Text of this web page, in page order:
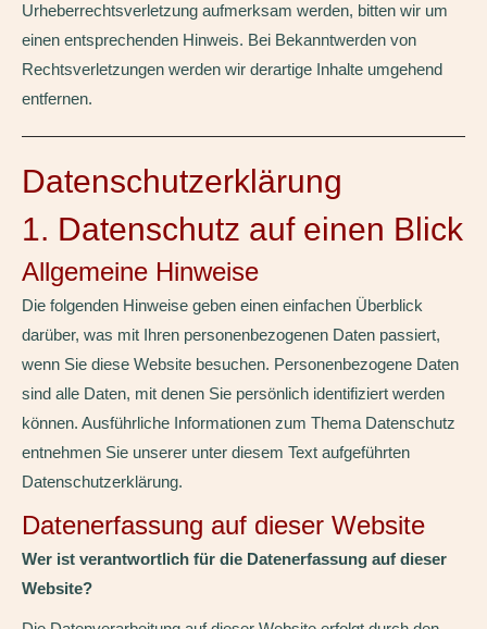
Urheberrechtsverletzung aufmerksam werden, bitten wir um
einen entsprechenden Hinweis. Bei Bekanntwerden von
Rechtsverletzungen werden wir derartige Inhalte umgehend
entfernen.
Datenschutz­erklärung
1. Datenschutz auf einen Blick
Allgemeine Hinweise
Die folgenden Hinweise geben einen einfachen Überblick
darüber, was mit Ihren personenbezogenen Daten passiert,
wenn Sie diese Website besuchen. Personenbezogene Daten
sind alle Daten, mit denen Sie persönlich identifiziert werden
können. Ausführliche Informationen zum Thema Datenschutz
entnehmen Sie unserer unter diesem Text aufgeführten
Datenschutzerklärung.
Datenerfassung auf dieser Website
Wer ist verantwortlich für die Datenerfassung auf dieser
Website?